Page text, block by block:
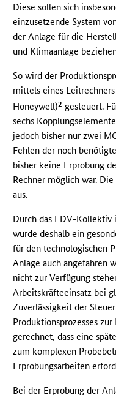
Diese sollen sich
einzusetzende System
der Anlage für die
und Klimaanlage
So wird der
mittels eines
Honeywell)2 gesteuert.
sechs
jedoch bisher nur zwei
Fehlen der noch
bisher keine Erprobung
Rechner möglich war.
aus.
Durch das EDV-Kollektiv
wurde deshalb ein
für den technologischen
Anlage auch angefahren
nicht zur Verfügung
Arbeitskräfteeinsatz bei
Zuverlässigkeit der
Produktionsprozesses
gerechnet, dass eine
zum komplexen
Erprobungsarbeiten
Bei der Erprobung der